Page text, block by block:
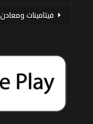
فيتامينات ومعادن